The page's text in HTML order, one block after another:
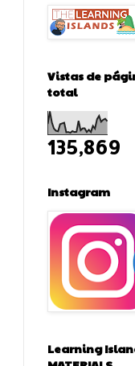
Vistas de
total
135,869
Instagram
Learning